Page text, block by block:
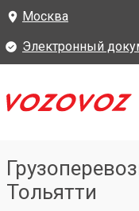
Москва
Электронный
Тольятти